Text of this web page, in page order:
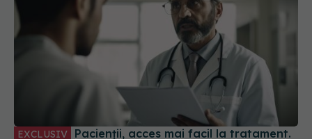
EXCLUSIV